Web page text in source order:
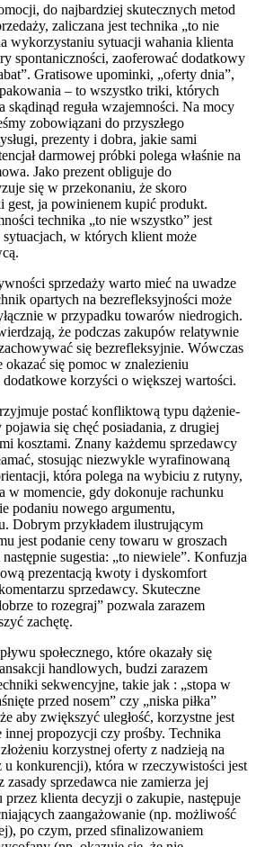
do najbardziej skutecznych metod
zaliczana jest technika „to nie
wykorzystaniu sytuacji wahania klienta
spontaniczności, zaoferować dodatkowy
Gratisowe upominki, „oferty dnia”,
– to wszystko triki, których
skądinąd reguła wzajemności. Na mocy
zobowiązani do przyszłego
prezenty i dobra, jakie sami
darmowej próbki polega właśnie na
Jako prezent obliguje do
się w przekonaniu, że skoro
gest, ja powinienem kupić produkt.
technika „to nie wszystko” jest
sytuacjach, w których klient może
sprzedaży warto mieć na uwadze
opartych na bezrefleksyjności może
w przypadku towarów niedrogich.
że podczas zakupów relatywnie
się bezrefleksyjnie. Wówczas
się pomoc w znalezieniu
dodatkowe korzyści o większej wartości.
postać konfliktową typu dążenie-
się chęć posiadania, z drugiej
kosztami. Znany każdemu sprzedawcy
stosując niezwykle wyrafinowaną
która polega na wybiciu z rutyny,
w momencie, gdy dokonuje rachunku
podaniu nowego argumentu,
Dobrym przykładem ilustrującym
jest podanie ceny towaru w groszach
sugestia: „to niewiele”. Konfuzja
prezentacją kwoty i dyskomfort
sprzedawcy. Skuteczne
to rozegraj” pozwala zarazem
zachętę.
społecznego, które okazały się
handlowych, budzi zarazem
sekwencyjne, takie jak : „stopa w
przed nosem” czy „niska piłka”
aby zwiększyć uległość, korzystne jest
innej propozycji czy prośby. Technika
korzystnej oferty z nadzieją na
u konkurencji), która w rzeczywistości jest
sprzedawca nie zamierza jej
klienta decyzji o zakupie, następuje
zaangażowanie (np. możliwość
po czym, przed sfinalizowaniem